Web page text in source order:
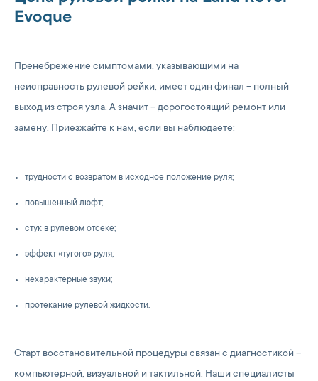
Evoque
Пренебрежение симптомами, указывающими на
неисправность рулевой рейки, имеет один финал – полный
выход из строя узла. А значит – дорогостоящий ремонт или
замену. Приезжайте к нам, если вы наблюдаете:
трудности с возвратом в исходное положение руля;
повышенный люфт;
стук в рулевом отсеке;
эффект «тугого» руля;
нехарактерные звуки;
протекание рулевой жидкости.
Старт восстановительной процедуры связан с диагностикой –
компьютерной, визуальной и тактильной. Наши специалисты